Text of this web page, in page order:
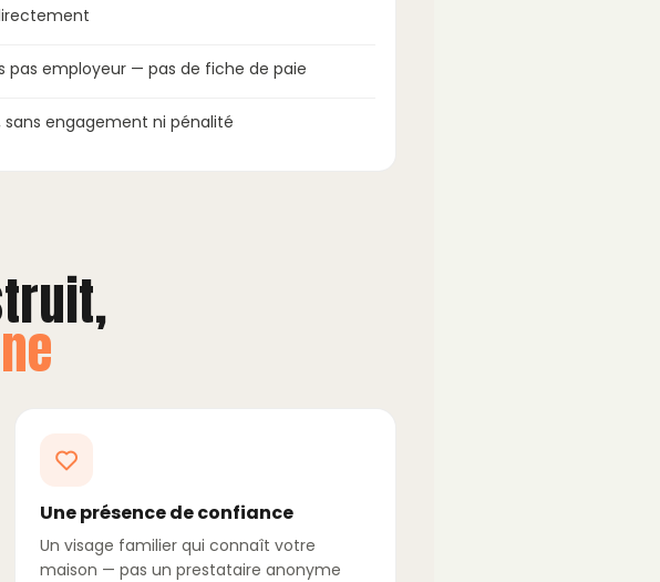
pas employeur — pas de fiche de paie
sans engagement ni pénalité
Une présence de confiance
Un visage familier qui connaît votre
maison — pas un prestataire anonyme